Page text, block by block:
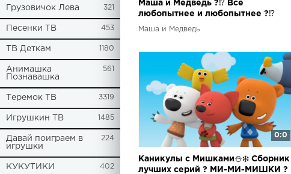
Грузовичок Лева 321
Песенки ТВ 453
ТВ Деткам 1180
Анимашка
Познавашка
561
Теремок ТВ 3319
Игрушкин ТВ 1485
Давай поиграем в
игрушки
224
КУКУТИКИ 402
Маша и Медведь ?⁉️ Всё
любопытнее и любопытнее ?⁉️
Сборник лучших серий про Машу ?
Маша и Медведь
0:0
Каникулы с Мишками⛄❄️ Сборник
лучших серий ? МИ-МИ-МИШКИ ?